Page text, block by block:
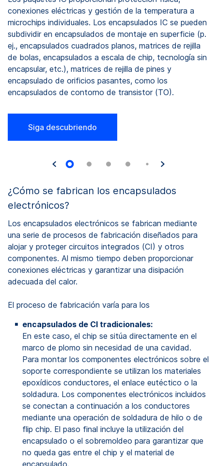
conexiones eléctricas y gestión de la temperatura a
microchips individuales. Los encapsulados IC se pueden
subdividir en encapsulados de montaje en superficie (p.
ej., encapsulados cuadrados planos, matrices de rejilla
de bolas, encapsulados a escala de chip, tecnología sin
encapsular, etc.), matrices de rejilla de pines y
encapsulado de orificios pasantes, como los
encapsulados de contorno de transistor (TO).
Siga descubriendo
¿Cómo se fabrican los encapsulados
electrónicos?
Los encapsulados electrónicos se fabrican mediante
una serie de procesos de fabricación diseñados para
alojar y proteger circuitos integrados (CI) y otros
componentes. Al mismo tiempo deben proporcionar
conexiones eléctricas y garantizar una disipación
adecuada del calor.
El proceso de fabricación varía para los
encapsulados de CI tradicionales:
En este caso, el chip se sitúa directamente en el
marco de plomo sin necesidad de una cavidad.
Para montar los componentes electrónicos sobre el
soporte correspondiente se utilizan los materiales
epoxídicos conductores, el enlace eutéctico o la
soldadura. Los componentes electrónicos incluidos
se conectan a continuación a los conductores
mediante una operación de soldadura de hilo o de
flip chip. El paso final incluye la utilización del
encapsulado o el sobremoldeo para garantizar que
no queda gas entre el chip y el material de
encapsulado.